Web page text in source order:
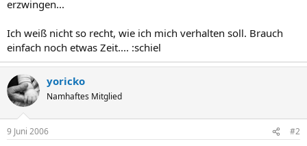
erzwingen...
Ich weiß nicht so recht, wie ich mich verhalten soll. Brauch
einfach noch etwas Zeit.... :schiel
yoricko
Namhaftes Mitglied
9 Juni 2006 #2